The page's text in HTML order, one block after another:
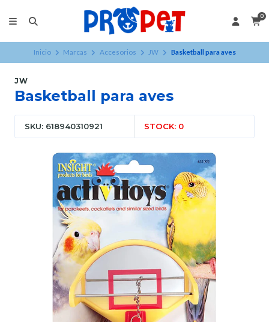
0
Inicio Marcas Accesorios JW Basketball para aves
JW
Basketball para aves
SKU: 618940310921 STOCK: 0